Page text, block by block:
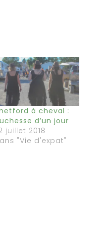
à cheval :
d’un jour
juillet 2018
"Vie d'expat"